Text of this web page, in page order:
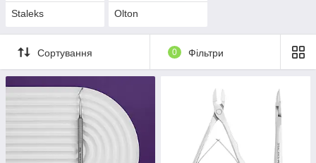
Staleks Olton
Сортування 0 Фільтри